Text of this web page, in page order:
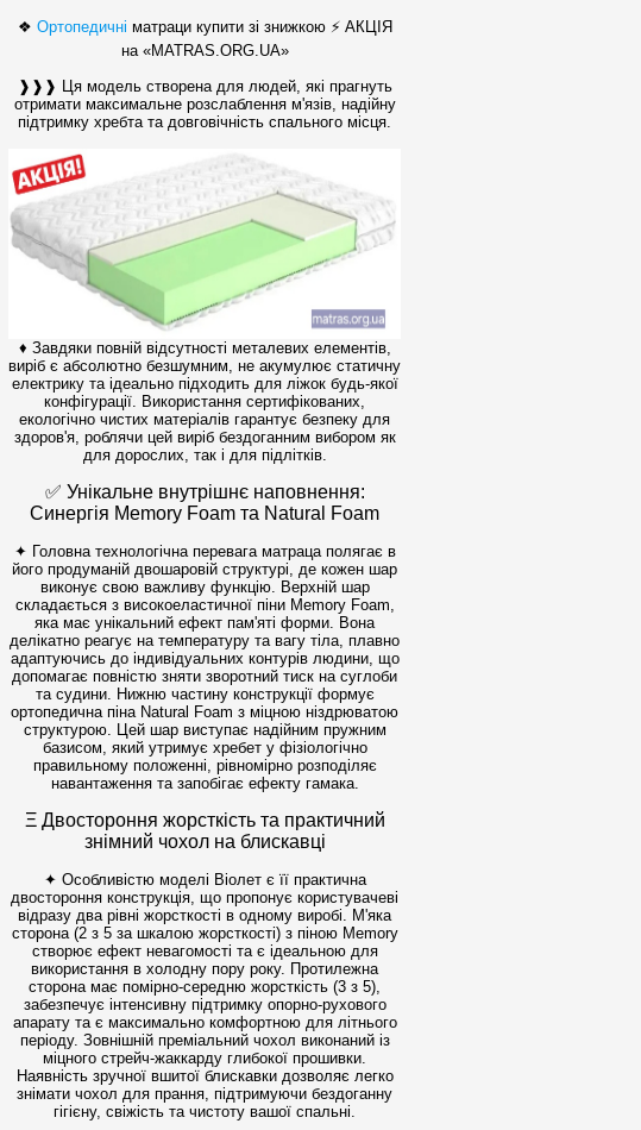
❖ Ортопедичні матрацикупити зі знижкою ⚡ АКЦІЯ
на «MATRAS.ORG.UA»
❱❱❱ Ця модель створена для людей, які прагнуть
отримати максимальне розслаблення м'язів, надійну
підтримку хребта та довговічність спального місця.
♦ Завдяки повній відсутності металевих елементів,
виріб є абсолютно безшумним, не акумулює статичну
електрику та ідеально підходить для ліжок будь-якої
конфігурації. Використання сертифікованих,
екологічно чистих матеріалів гарантує безпеку для
здоров'я, роблячи цей виріб бездоганним вибором як
для дорослих, так і для підлітків.
✅ Унікальне внутрішнє наповнення:
Синергія Memory Foam та Natural Foam
✦ Головна технологічна перевага матраца полягає в
його продуманій двошаровій структурі, де кожен шар
виконує свою важливу функцію. Верхній шар
складається з високоеластичної піни Memory Foam,
яка має унікальний ефект пам'яті форми. Вона
делікатно реагує на температуру та вагу тіла, плавно
адаптуючись до індивідуальних контурів людини, що
допомагає повністю зняти зворотний тиск на суглоби
та судини. Нижню частину конструкції формує
ортопедична піна Natural Foam з міцною ніздрюватою
структурою. Цей шар виступає надійним пружним
базисом, який утримує хребет у фізіологічно
правильному положенні, рівномірно розподіляє
навантаження та запобігає ефекту гамака.
Ξ Двостороння жорсткість та практичний
знімний чохол на блискавці
✦ Особливістю моделі Віолет є її практична
двостороння конструкція, що пропонує користувачеві
відразу два рівні жорсткості в одному виробі. М'яка
сторона (2 з 5 за шкалою жорсткості) з піною Memory
створює ефект невагомості та є ідеальною для
використання в холодну пору року. Протилежна
сторона має помірно-середню жорсткість (3 з 5),
забезпечує інтенсивну підтримку опорно-рухового
апарату та є максимально комфортною для літнього
періоду. Зовнішній преміальний чохол виконаний із
міцного стрейч-жаккарду глибокої прошивки.
Наявність зручної вшитої блискавки дозволяє легко
знімати чохол для прання, підтримуючи бездоганну
гігієну, свіжість та чистоту вашої спальні.